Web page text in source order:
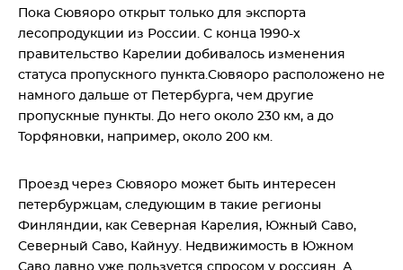
Пока Сювяоро открыт только для экспорта
лесопродукции из России. С конца 1990-х
правительство Карелии добивалось изменения
статуса пропускного пункта.Сювяоро расположено не
намного дальше от Петербурга, чем другие
пропускные пункты. До него около 230 км, а до
Торфяновки, например, около 200 км.
Проезд через Сювяоро может быть интересен
петербуржцам, следующим в такие регионы
Финляндии, как Северная Карелия, Южный Саво,
Северный Саво, Кайнуу. Недвижимость в Южном